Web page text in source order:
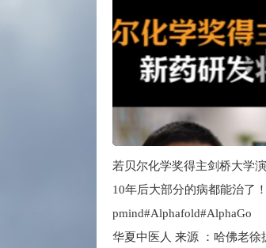
若贝尔化学奖得主剑桥大学
10年后大部分的病都能治了
pmind#Alphafold#AlphaGo
华夏中医人 来源 ：哈佛老徐